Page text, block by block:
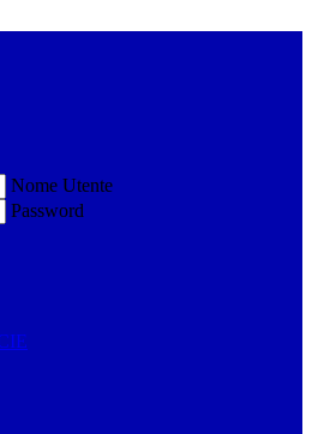
Nome Utente
Password